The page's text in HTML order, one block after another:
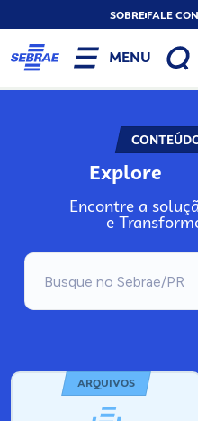
SOBREFALE
MENU
Explore
Encontre a
e
ARQUIVOS